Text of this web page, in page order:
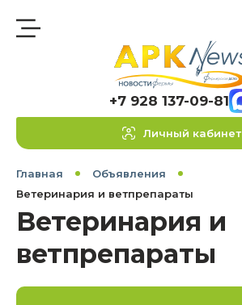
+7 928 137-09-81
Личный кабинет
Главная
Объявления
Ветеринария и ветпрепараты
Ветеринария и
ветпрепараты